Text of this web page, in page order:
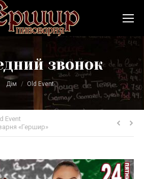
звонок
Дім Old Event
Event
«Гершир»